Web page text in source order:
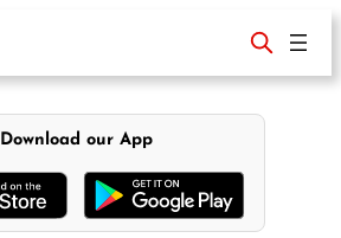
Download our App